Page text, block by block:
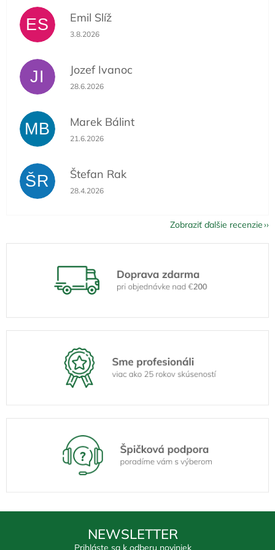
ES Emil Slíž
Hodnotenie obchodu je 5 z 5 hviezdičiek.
3.8.2026
JI Jozef Ivanoc
Hodnotenie obchodu je 5 z 5 hviezdičiek.
28.6.2026
MB Marek Bálint
Hodnotenie obchodu je 5 z 5 hviezdičiek.
21.6.2026
ŠR Štefan Rak
Hodnotenie obchodu je 5 z 5 hviezdičiek.
28.4.2026
Zobraziť ďalšie recenzie
NEWSLETTER
Prihláste sa k odberu noviniek